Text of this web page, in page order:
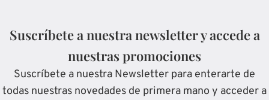
Suscríbete a nuestra newsletter y accede a
nuestras promociones
Suscríbete a nuestra Newsletter para enterarte de
todas nuestras novedades de primera mano y acceder a